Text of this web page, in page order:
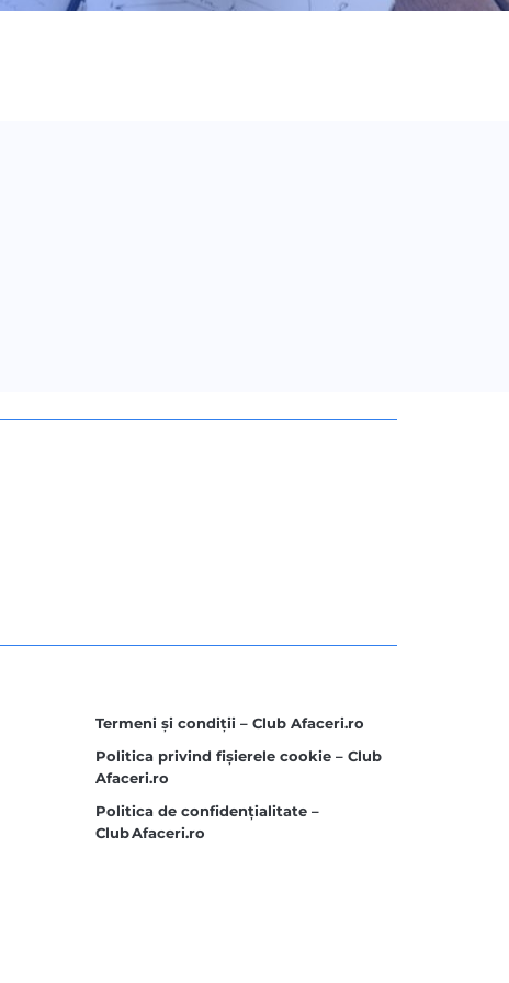
Termeni și condiții – Club Afaceri.ro
Politica privind fișierele cookie – Club
Afaceri.ro
Politica de confidențialitate –
Club Afaceri.ro